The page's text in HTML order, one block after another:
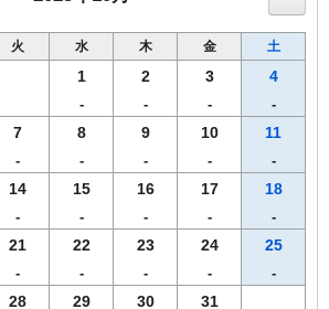
火 水 木 金 土
1
-
2
-
3
-
4
-
7
-
8
-
9
-
10
-
11
-
14
-
15
-
16
-
17
-
18
-
21
-
22
-
23
-
24
-
25
-
28 29 30 31